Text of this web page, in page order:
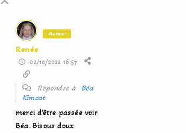
Auteur
Renée
02/10/2022 16:57
Répondre à Béa
Kimcat
merci d’être passée voir
Béa. Bisous doux